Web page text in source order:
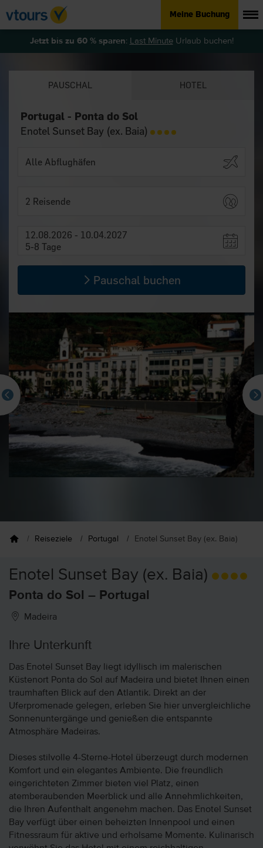
Meine Buchung
Jetzt bis zu 60 % sparen: Last MinuteUrlaub buchen!
PAUSCHAL HOTEL
Portugal - Ponta do Sol
Enotel Sunset Bay (ex. Baia)
2 Reisende
12.08.2026 - 10.04.2027
5-8 Tage
Pauschal buchen
Reiseziele Portugal Enotel Sunset Bay (ex. Baia)
Enotel Sunset Bay (ex. Baia)
Ponta do Sol – Portugal
Madeira
Ihre Unterkunft
Das Enotel Sunset Bay liegt idyllisch im malerischen
Küstenort Ponta do Sol auf Madeira und bietet Ihnen einen
traumhaften Blick auf den Atlantik. Direkt an der
Uferpromenade gelegen, erleben Sie hier unvergleichliche
Sonnenuntergänge und genießen die entspannte
Atmosphäre Madeiras.
Dieses stilvolle 4-Sterne-Hotel überzeugt durch modernen
Komfort und ein elegantes Ambiente. Die freundlich
eingerichteten Zimmer bieten viel Platz, einen
atemberaubenden Meerblick und alle Annehmlichkeiten,
die Ihren Aufenthalt angenehm machen. Das Enotel Sunset
Bay verfügt über einen beheizten Innenpool und einen
Fitnessraum für aktive und erholsame Momente. Kulinarisch